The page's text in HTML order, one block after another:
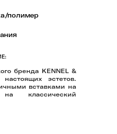
полимер
бренда KENNEL &
эстетов.
вставками на
классический